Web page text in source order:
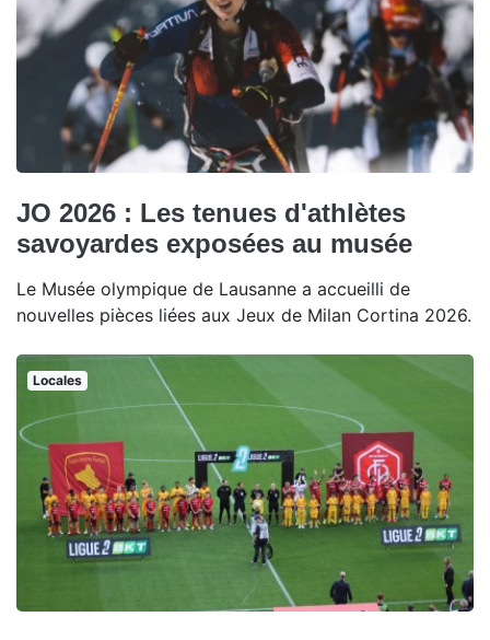
JO 2026 : Les tenues d'athlètes
savoyardes exposées au musée
Le Musée olympique de Lausanne a accueilli de
nouvelles pièces liées aux Jeux de Milan Cortina 2026.
Locales